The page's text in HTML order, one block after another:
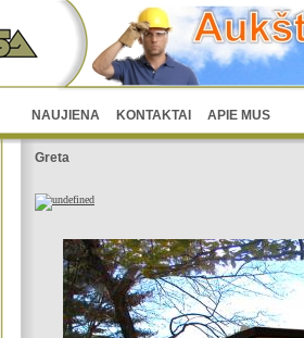
NAUJIENA KONTAKTAI APIE MUS
Greta